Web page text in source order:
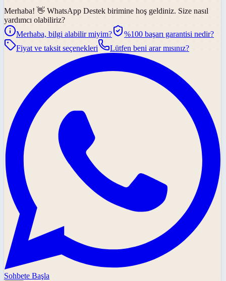
Merhaba! 👋 WhatsApp Destek birimine hoş geldiniz. Size nasıl
yardımcı olabiliriz?
Merhaba, bilgi alabilir miyim?
%100 başarı garantisi nedir?
Fiyat ve taksit seçenekleri
Lütfen beni arar mısınız?
Sohbete Başla